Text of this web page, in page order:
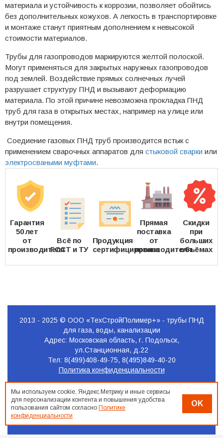
материала и устойчивость к коррозии, позволяет обойтись
без дополнительных кожухов. А легкость в транспортировке
и монтаже станут приятным дополнением к невысокой
стоимости материалов.
Трубы для газопроводов маркируются желтой полоской.
Могут применяться для закрытых наружных газопроводов
под землей. Воздействие прямых солнечных лучей
разрушает структуру ПНД и вызывают деформацию
материала. По этой причине невозможна прокладка ПНД
труб для газа в открытых местах, например на улице или
внутри помещения.
Соедиение газовых ПНД труб производится встык с
применением сварочных аппаратов для стыковой сварки или
электросваными муфтами.
Гарантия
50 лет
от
производителя
Всё по
ГОСТ и ТУ
Продукция
сертифицирована
Прямая
поставка
от
производителя
Скидки
при
больших
объёмах
2013 - 2025 © ООО «ТехСтройПолимер+» - трубы ПНД
для газа, воды, канализации
Адрес: Московская область, г. Подольск,
ул.Станционная, д.22
Тел: 8(499)408-49-75, 8(495)849-40-20
Политика конфиденциальности
Продвижение
сайта
Seo-
Мы используем cookie, Яндекс.Метрику и иные сервисы
для персонализации контента и повышения удобства
пользования сайтом согласно Политике
конфиденциальности
OK